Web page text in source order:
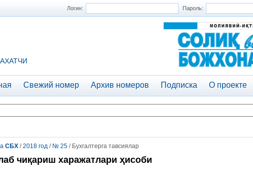
Логин: Пароль:
Свежий номер Архив номеров Подписка О проекте
СБХ /2018 год / № 25 / Бухгалтерга тавсиялар
чиқариш харажатлари ҳисоби